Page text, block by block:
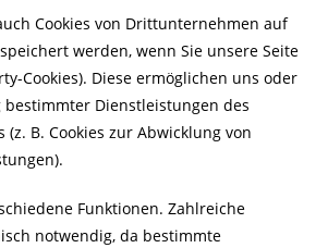
Cookies von Drittunternehmen auf
werden, wenn Sie unsere Seite
Cookies). Diese ermöglichen uns oder
Dienstleistungen des
B. Cookies zur Abwicklung von
Funktionen. Zahlreiche
notwendig, da bestimmte